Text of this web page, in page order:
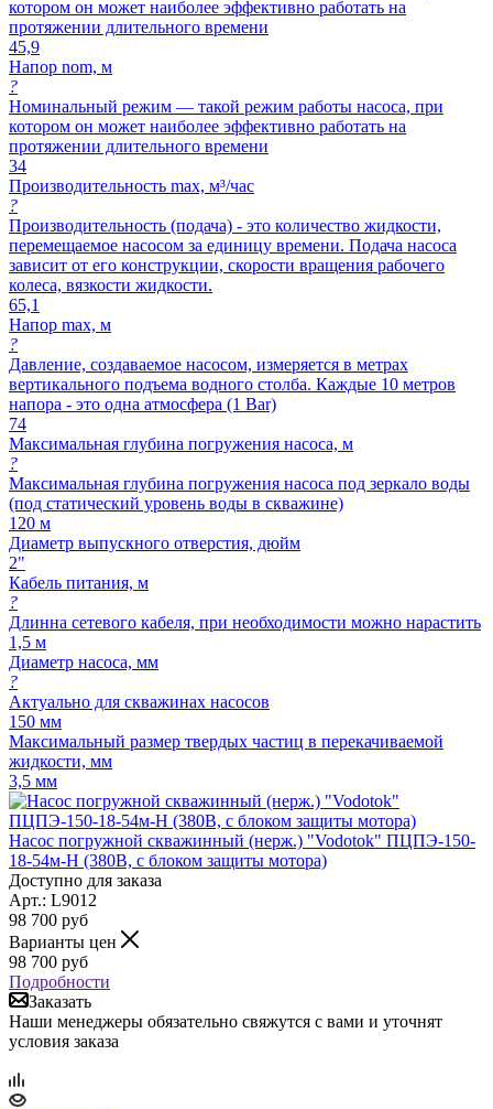
котором он может наиболее эффективно работать на
протяжении длительного времени
45,9
Напор nom, м
?
Номинальный режим — такой режим работы насоса, при
котором он может наиболее эффективно работать на
протяжении длительного времени
34
Производительность max, м³/час
?
Производительность (подача) - это количество жидкости,
перемещаемое насосом за единицу времени. Подача насоса
зависит от его конструкции, скорости вращения рабочего
колеса, вязкости жидкости.
65,1
Напор max, м
?
Давление, создаваемое насосом, измеряется в метрах
вертикального подъема водного столба. Каждые 10 метров
напора - это одна атмосфера (1 Bar)
74
Максимальная глубина погружения насоса, м
?
Максимальная глубина погружения насоса под зеркало воды
(под статический уровень воды в скважине)
120 м
Диаметр выпускного отверстия, дюйм
2"
Кабель питания, м
?
Длинна сетевого кабеля, при необходимости можно нарастить
1,5 м
Диаметр насоса, мм
?
Актуально для скважинах насосов
150 мм
Максимальный размер твердых частиц в перекачиваемой
жидкости, мм
3,5 мм
Насос погружной скважинный (нерж.) "Vodotok" ПЦПЭ-150-
18-54м-Н (380В, с блоком защиты мотора)
Доступно для заказа
Арт.: L9012
98 700 руб
Варианты цен
98 700 руб
Подробности
Заказать
Наши менеджеры обязательно свяжутся с вами и уточнят
условия заказа